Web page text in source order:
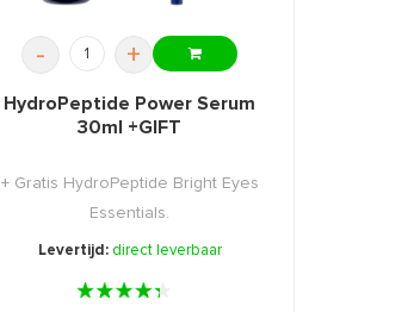
- +
HydroPeptide Power Serum
30ml +GIFT
+ Gratis HydroPeptide Bright Eyes
Essentials.
Levertijd: direct leverbaar